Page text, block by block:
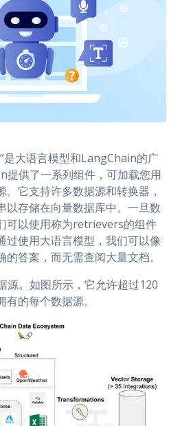
是大语言模型和LangChain的广
提供了一系列组件，可加载您用
它支持许多数据源和转换器，
以存储在向量数据库中。一旦数
可以使用称为retrievers的组件
过使用大语言模型，我们可以像
答案，而无需查阅大量文档。
源。如图所示，它允许超过120
的每个数据源。